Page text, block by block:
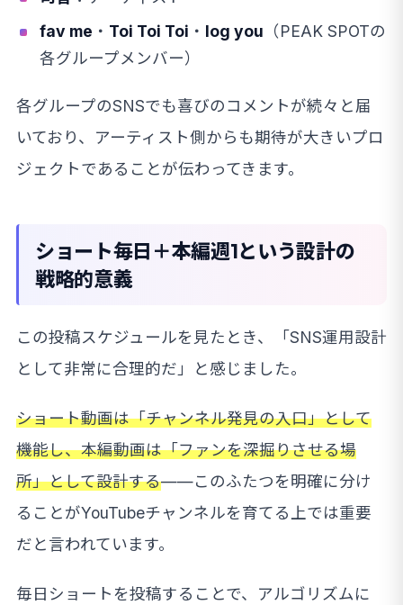
fav me ・ Toi Toi Toi ・ log you （PEAK SPOTの
各グループメンバー）
各グループのSNSでも喜びのコメントが続々と届
いており、アーティスト側からも期待が大きいプロ
ジェクトであることが伝わってきます。
ショート毎日＋本編週1という設計の
戦略的意義
この投稿スケジュールを見たとき、「SNS運用設計
として非常に合理的だ」と感じました。
ショート動画は「チャンネル発見の入口」として
機能し、本編動画は「ファンを深掘りさせる場
所」として設計する——このふたつを明確に分け
ることがYouTubeチャンネルを育てる上では重要
だと言われています。
毎日ショートを投稿することで、アルゴリズムに